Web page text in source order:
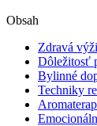
Obsah
Zdravá
Dôležitosť
Bylinné
Techniky